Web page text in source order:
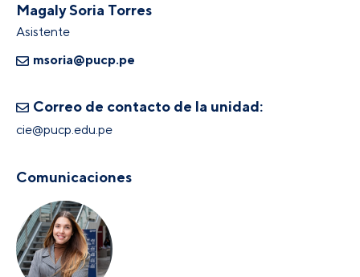
Magaly Soria Torres
Asistente
msoria@pucp.pe
Correo de contacto de la unidad:
cie@pucp.edu.pe
Comunicaciones